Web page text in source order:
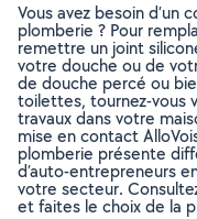
Vous avez besoin d’un
plomberie ? Pour
remettre un joint
votre douche ou de
de douche percé ou
toilettes, tournez-vous
travaux dans votre
mise en contact
plomberie présente
d’auto-entrepreneurs
votre secteur.
et faites le choix de la